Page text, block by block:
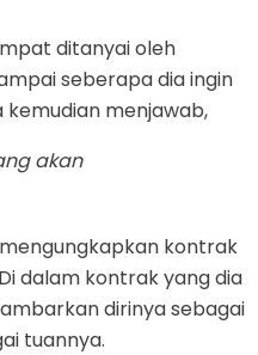
ditanyai oleh
seberapa dia ingin
menjawab,
akan
kontrak
dalam kontrak yang dia
dirinya sebagai
tuannya.